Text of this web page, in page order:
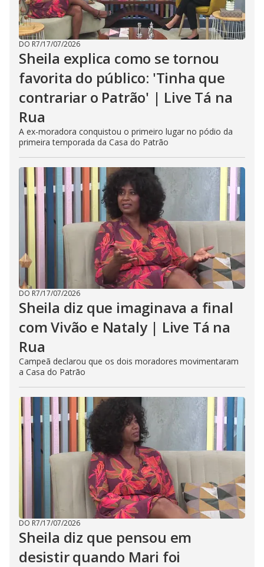
DO R7/17/07/2026
Sheila explica como se tornou
favorita do público: 'Tinha que
contrariar o Patrão' | Live Tá na
Rua
A ex-moradora conquistou o primeiro lugar no pódio da
primeira temporada da Casa do Patrão
DO R7/17/07/2026
Sheila diz que imaginava a final
com Vivão e Nataly | Live Tá na
Rua
Campeã declarou que os dois moradores movimentaram
a Casa do Patrão
DO R7/17/07/2026
Sheila diz que pensou em
desistir quando Mari foi